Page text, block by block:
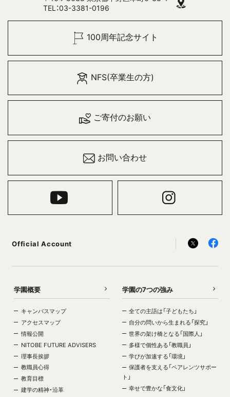
TEL：03-3381-0196
100周年記念サイト
NFS(卒業生の方)
ご寄付のお願い
お問い合わせ
Official Account
学園概要
キャンパスマップ
アクセスマップ
情報公開
NITOBE FUTURE ADVISERS
理事長挨拶
教職員心得
教育目標
建学の精神・沿革
学園の7つの強み
全ての主語は「子どもたち」
自分の問いから生まれる「探究」
世界の架け橋となる「国際人」
多様で個性ある「教職員」
学びが加速する「環境」
保護者を支える「ペアレンツサポー
ト」
幸せで豊かな「食文化」